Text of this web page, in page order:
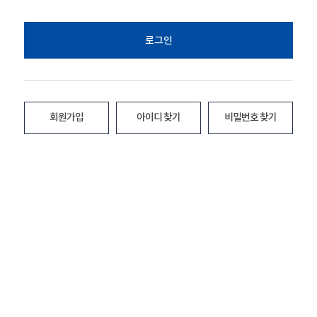
로그인
회원가입 아이디 찾기 비밀번호 찾기